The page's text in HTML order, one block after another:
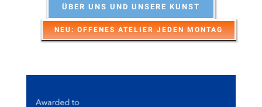
ÜBER UNS UND UNSERE KUNST
NEU: OFFENES ATELIER JEDEN MONTAG